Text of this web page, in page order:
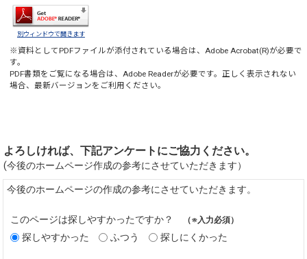
別ウィンドウで開きます
※資料としてPDFファイルが添付されている場合は、Adobe Acrobat(R)が必要で
す。
PDF書類をご覧になる場合は、Adobe Readerが必要です。正しく表示されない
場合、最新バージョンをご利用ください。